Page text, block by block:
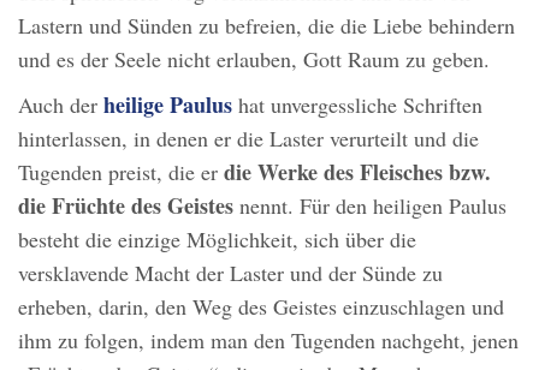
Lastern und Sünden zu befreien, die die Liebe behindern
und es der Seele nicht erlauben, Gott Raum zu geben.
Auch der heilige Paulus hat unvergessliche Schriften
hinterlassen, in denen er die Laster verurteilt und die
Tugenden preist, die er die Werke des Fleisches bzw.
die Früchte des Geistes nennt. Für den heiligen Paulus
besteht die einzige Möglichkeit, sich über die
versklavende Macht der Laster und der Sünde zu
erheben, darin, den Weg des Geistes einzuschlagen und
ihm zu folgen, indem man den Tugenden nachgeht, jenen